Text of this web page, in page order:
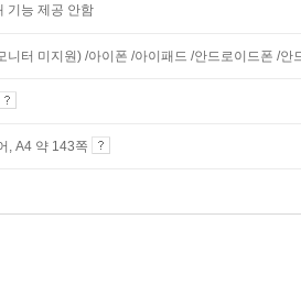
기능 제공 안함
니터 미지원) /아이폰 /아이패드 /안드로이드폰 /
, A4 약 143쪽